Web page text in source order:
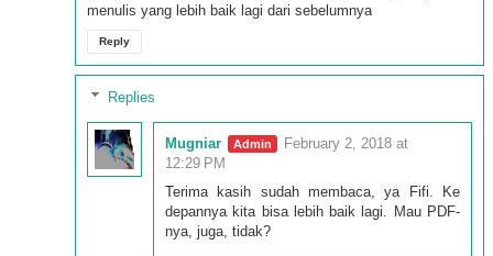
menulis yang lebih baik lagi dari sebelumnya
Reply
Replies
Mugniar
February 2, 2018 at
12:29 PM
Terima kasih sudah membaca, ya Fifi. Ke
depannya kita bisa lebih baik lagi. Mau PDF-
nya, juga, tidak?